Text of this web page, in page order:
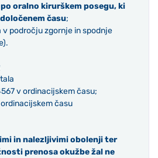
oralno kirurškem posegu, ki
času;
v področju zgornje in spodnje
v ordinacijskem času;
času
in nalezljivimi obolenji ter
prenosa okužbe žal ne